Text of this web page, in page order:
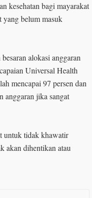
kesehatan bagi mayarakat
belum masuk
alokasi anggaran
Universal Health
mencapai 97 persen dan
anggaran jika sangat
untuk tidak khawatir
akan dihentikan atau